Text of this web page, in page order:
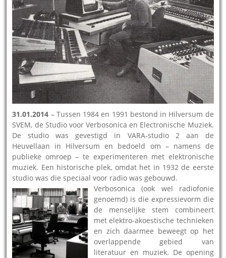
31.01.2014 – Tussen 1984 en 1991 bestond in Hilversum de
SVEM, de Studio voor Verbosonica en Electronische Muziek.
De studio was gevestigd in VARA-studio 2 aan de
Heuvellaan in Hilversum en bedoeld om – namens de
publieke omroep – te experimenteren met elektronische
muziek. Een historische plek, omdat het in 1932 de eerste
studio was die speciaal voor radio was gebouwd.
Verbosonica (ook wel radiofonie
genoemd) is die expressievorm die
de menselijke stem combineert
met elektro-akoestische technieken
en zich daarmee beweegt op het
overlappende gebied van
literatuur en muziek. De opening